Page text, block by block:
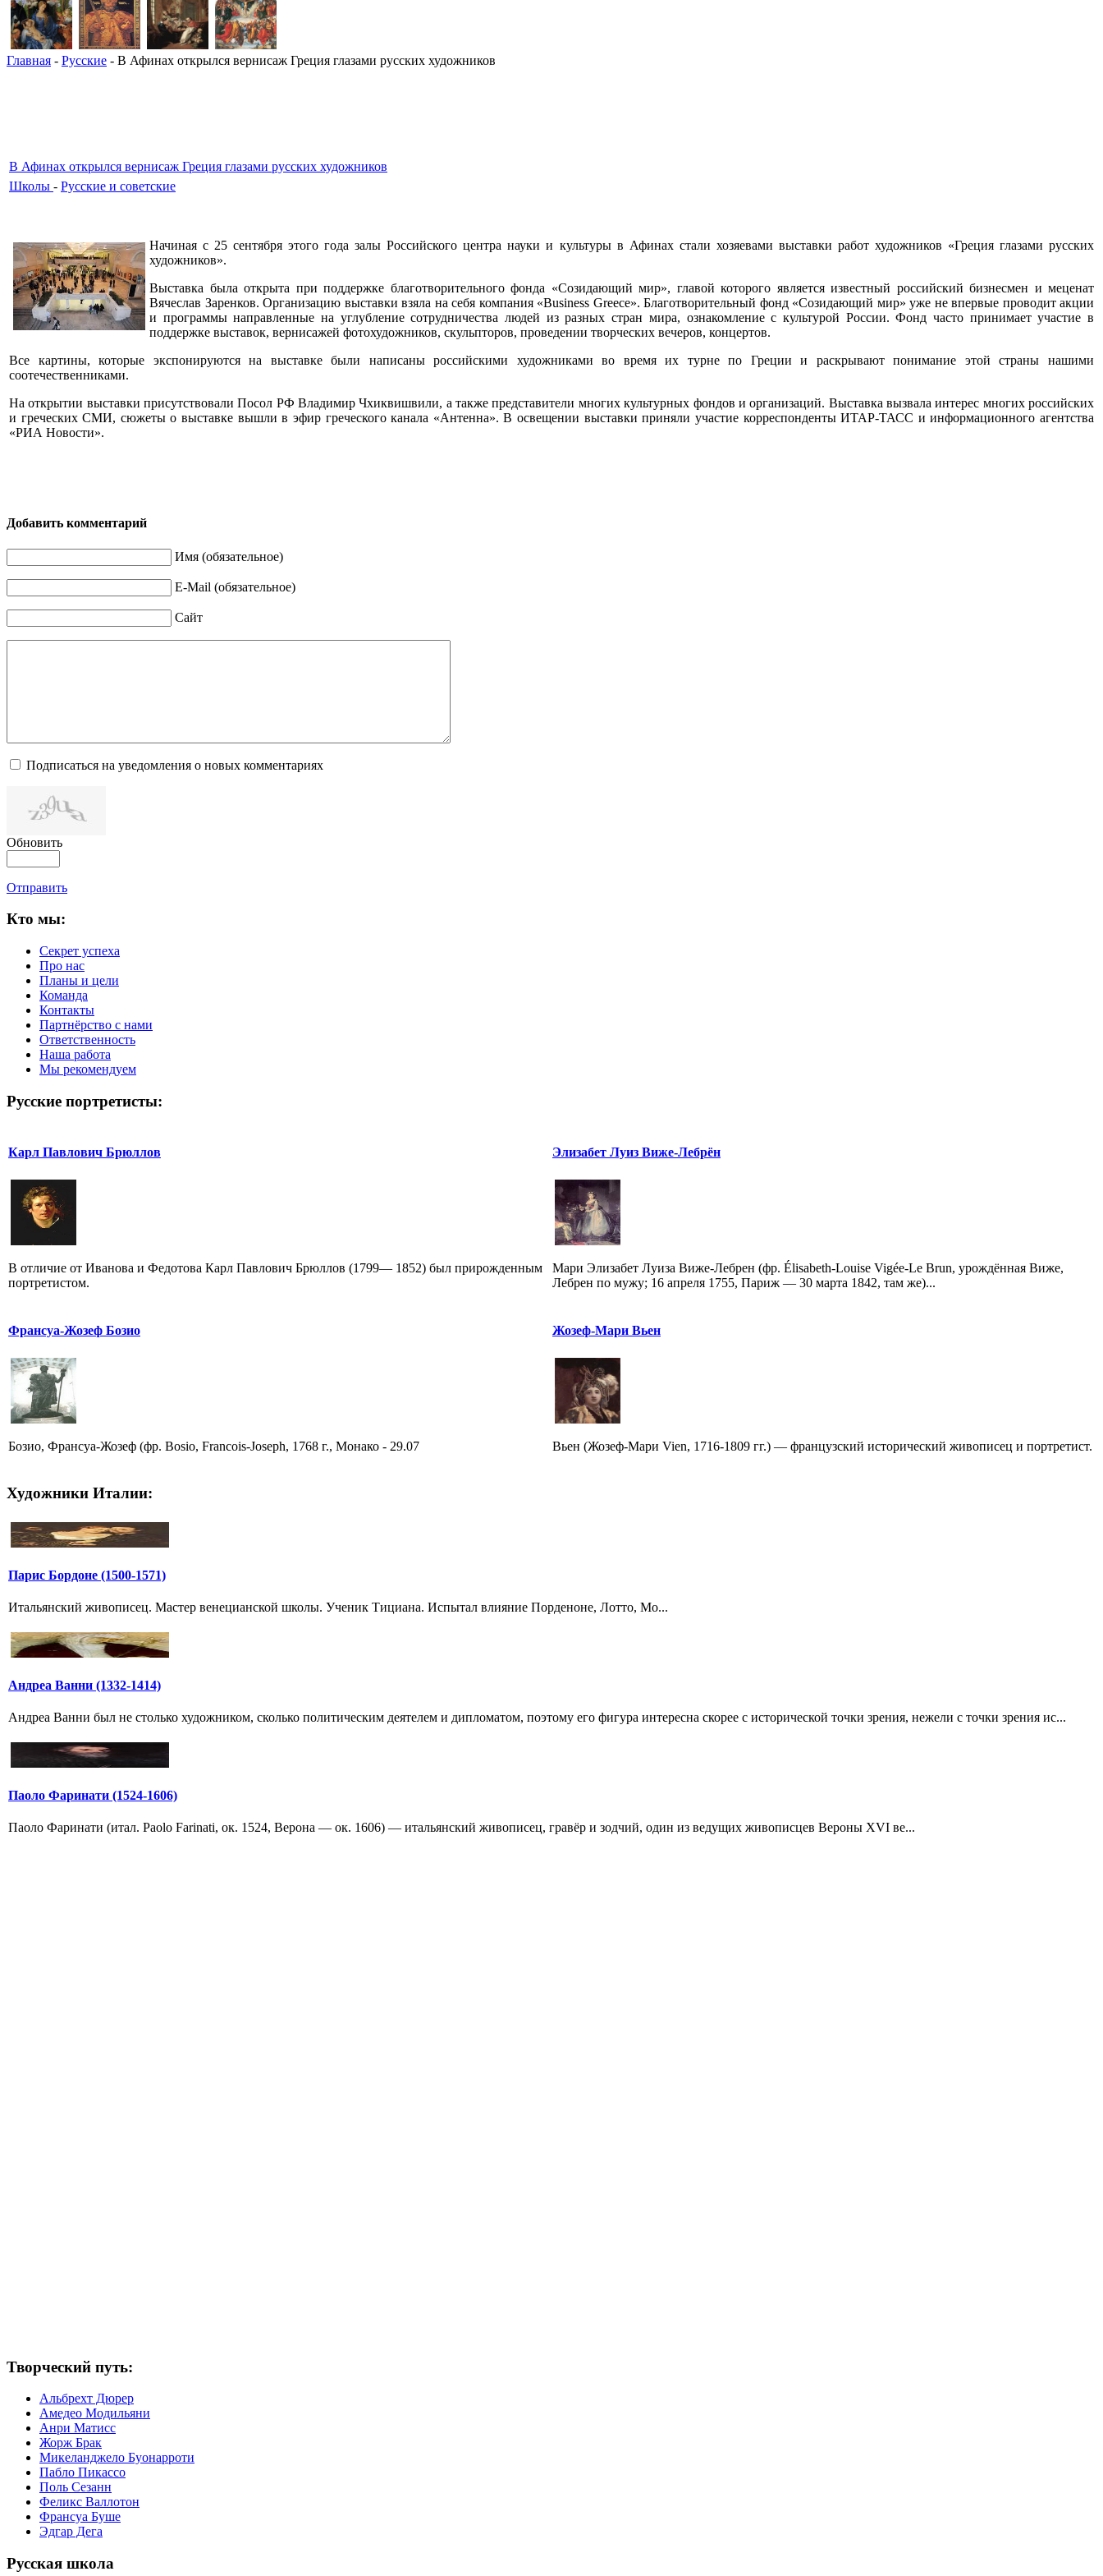
Главная - Русские - В Афинах открылся вернисаж Греция глазами русских художников
В Афинах открылся вернисаж Греция глазами русских художников
Школы - Русские и советские
Начиная с 25 сентября этого года залы Российского центра науки и культуры в Афинах стали хозяевами выставки работ художников «Греция глазами русских
художников».
Выставка была открыта при поддержке благотворительного фонда «Созидающий мир», главой которого является известный российский бизнесмен и меценат
Вячеслав Заренков. Организацию выставки взяла на себя компания «Business Greece». Благотворительный фонд «Созидающий мир» уже не впервые проводит акции
и программы направленные на углубление сотрудничества людей из разных стран мира, ознакомление с культурой России. Фонд часто принимает участие в
поддержке выставок, вернисажей фотохудожников, скульпторов, проведении творческих вечеров, концертов.
Все картины, которые экспонируются на выставке были написаны российскими художниками во время их турне по Греции и раскрывают понимание этой страны нашими
соотечественниками.
На открытии выставки присутствовали Посол РФ Владимир Чхиквишвили, а также представители многих культурных фондов и организаций. Выставка вызвала интерес многих российских
и греческих СМИ, сюжеты о выставке вышли в эфир греческого канала «Антенна». В освещении выставки приняли участие корреспонденты ИТАР-ТАСС и информационного агентства
«РИА Новости».
Добавить комментарий
Имя (обязательное)
E-Mail (обязательное)
Сайт
Подписаться на уведомления о новых комментариях
Обновить
Отправить
Кто мы:
Секрет успеха
Про нас
Планы и цели
Команда
Контакты
Партнёрство с нами
Ответственность
Наша работа
Мы рекомендуем
Русские портретисты:
Карл Павлович Брюллов
В отличие от Иванова и Федотова Карл Павлович Брюллов (1799— 1852) был прирожденным
портретистом.
Элизабет Луиз Виже-Лебрён
Мари Элизабет Луиза Виже-Лебрен (фр. Élisabeth-Louise Vigée-Le Brun, урождённая Виже,
Лебрен по мужу; 16 апреля 1755, Париж — 30 марта 1842, там же)...
Франсуа-Жозеф Бозио
Бозио, Франсуа-Жозеф (фр. Bosio, Francois-Joseph, 1768 г., Монако - 29.07
Жозеф-Мари Вьен
Вьен (Жозеф-Мари Vien, 1716-1809 гг.) — французский исторический живописец и портретист.
Художники Италии:
Парис Бордоне (1500-1571)
Итальянский живописец. Мастер венецианской школы. Ученик Тициана. Испытал влияние Порденоне, Лотто, Мо...
Андреа Ванни (1332-1414)
Андреа Ванни был не столько художником, сколько политическим деятелем и дипломатом, поэтому его фигура интересна скорее с исторической точки зрения, нежели с точки зрения ис...
Паоло Фаринати (1524-1606)
Паоло Фаринати (итал. Paolo Farinati, ок. 1524, Верона — ок. 1606) — итальянский живописец, гравёр и зодчий, один из ведущих живописцев Вероны XVI ве...
Творческий путь:
Альбрехт Дюрер
Амедео Модильяни
Анри Матисс
Жорж Брак
Микеланджело Буонарроти
Пабло Пикассо
Поль Сезанн
Феликс Валлотон
Франсуа Буше
Эдгар Дега
Русская школа